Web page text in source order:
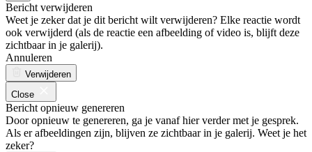
Bericht verwijderen
Weet je zeker dat je dit bericht wilt verwijderen? Elke reactie wordt
ook verwijderd (als de reactie een afbeelding of video is, blijft deze
zichtbaar in je galerij).
Annuleren
Verwijderen
Close
Bericht opnieuw genereren
Door opnieuw te genereren, ga je vanaf hier verder met je gesprek.
Als er afbeeldingen zijn, blijven ze zichtbaar in je galerij. Weet je het
zeker?